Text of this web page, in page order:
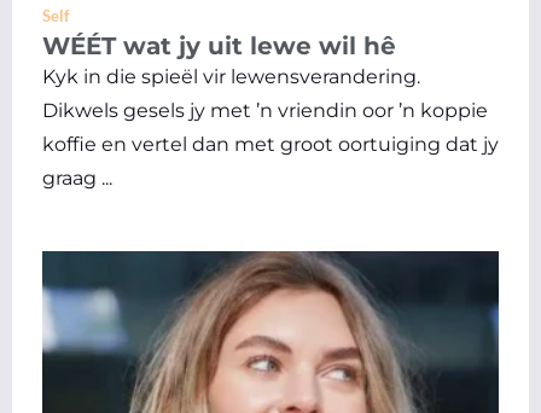
Self
WÉÉT wat jy uit lewe wil hê
Kyk in die spieël vir lewensverandering.
Dikwels gesels jy met ’n vriendin oor ’n koppie
koffie en vertel dan met groot oortuiging dat jy
graag ...